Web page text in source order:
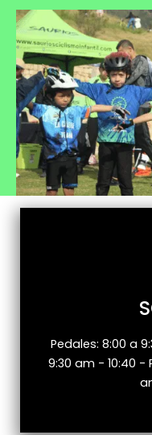
Pedales: 8:00 a
9:30 am - 10:40 -